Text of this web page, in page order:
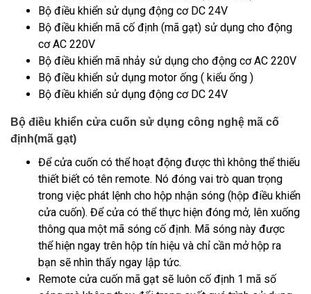
Bộ điều khiển sử dụng động cơ DC 24V
Bộ điều khiển mã cố định (mã gạt) sử dụng cho động
cơ AC 220V
Bộ điều khiển mã nhảy sử dụng cho động cơ AC 220V
Bộ điều khiển sử dụng motor ống ( kiểu ống )
Bộ điều khiển sử dụng động cơ DC 24V
Bộ điều khiển cửa cuốn sử dụng công nghệ mã cố
định(mã gạt)
Để cửa cuốn có thể hoạt động được thì không thể thiếu
thiết biết có tên remote. Nó đóng vai trò quan trọng
trong việc phát lệnh cho hộp nhận sóng (hộp điều khiển
cửa cuốn). Để cửa có thể thực hiện đóng mở, lên xuống
thông qua một mã sóng cố định. Mã sóng này được
thể hiện ngay trên hộp tín hiệu và chỉ cần mở hộp ra
bạn sẽ nhìn thấy ngay lập tức.
Remote cửa cuốn mã gạt sẽ luôn cố định 1 mã số